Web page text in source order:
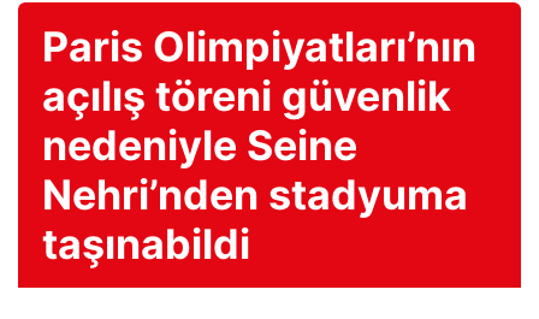
Paris Olimpiyatları’nın
açılış töreni güvenlik
nedeniyle Seine
Nehri’nden stadyuma
taşınabildi